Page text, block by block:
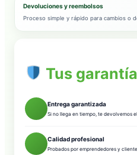
Devoluciones y reembolsos
Proceso simple y rápido para cambios o
Tus
Entrega garantizada
Si no llega en tiempo, te devolvemos
Calidad profesional
Probados por emprendedores y